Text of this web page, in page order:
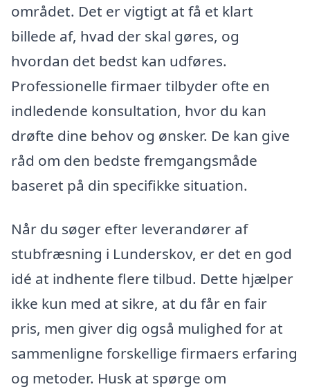
området. Det er vigtigt at få et klart
billede af, hvad der skal gøres, og
hvordan det bedst kan udføres.
Professionelle firmaer tilbyder ofte en
indledende konsultation, hvor du kan
drøfte dine behov og ønsker. De kan give
råd om den bedste fremgangsmåde
baseret på din specifikke situation.
Når du søger efter leverandører af
stubfræsning i Lunderskov, er det en god
idé at indhente flere tilbud. Dette hjælper
ikke kun med at sikre, at du får en fair
pris, men giver dig også mulighed for at
sammenligne forskellige firmaers erfaring
og metoder. Husk at spørge om